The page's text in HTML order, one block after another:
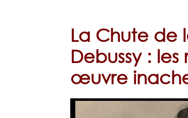
La Chute de
Debussy :
œuvre